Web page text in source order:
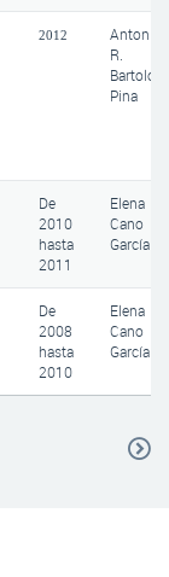
2012
Antonio
R.
Pina
De
2010
hasta
2011
Elena
Cano
García
De
2008
hasta
2010
Elena
Cano
García